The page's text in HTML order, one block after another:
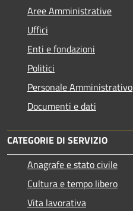
Aree Amministrative
Uffici
Enti e fondazioni
Politici
Personale Amministrativo
Documenti e dati
CATEGORIE DI SERVIZIO
Anagrafe e stato civile
Cultura e tempo libero
Vita lavorativa